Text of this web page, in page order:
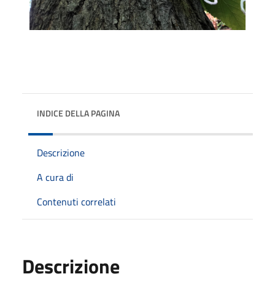
INDICE DELLA PAGINA
Descrizione
A cura di
Contenuti correlati
Descrizione